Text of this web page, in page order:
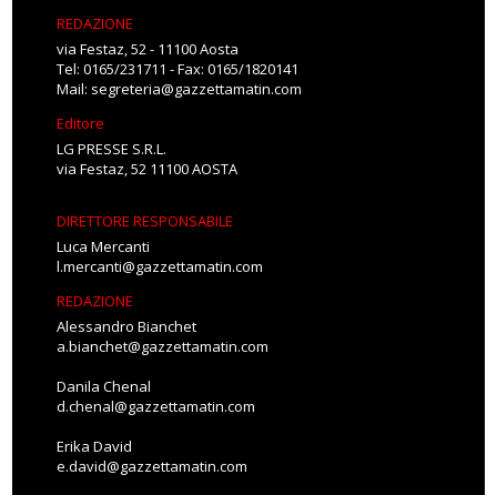
REDAZIONE
via Festaz, 52 - 11100 Aosta
Tel: 0165/231711 - Fax: 0165/1820141
Mail: segreteria@gazzettamatin.com
Editore
LG PRESSE S.R.L.
via Festaz, 52 11100 AOSTA
DIRETTORE RESPONSABILE
Luca Mercanti
l.mercanti@gazzettamatin.com
REDAZIONE
Alessandro Bianchet
a.bianchet@gazzettamatin.com
Danila Chenal
d.chenal@gazzettamatin.com
Erika David
e.david@gazzettamatin.com